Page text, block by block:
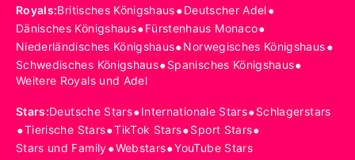
Royals:Britisches Königshaus•Deutscher Adel•
Dänisches Königshaus•Fürstenhaus Monaco•
Niederländisches Königshaus•Norwegisches Königshaus•
Schwedisches Königshaus•Spanisches Königshaus•
Weitere Royals und Adel
Stars:Deutsche Stars•Internationale Stars•Schlagerstars
•Tierische Stars•TikTok Stars•Sport Stars•
Stars und Family•Webstars•YouTube Stars